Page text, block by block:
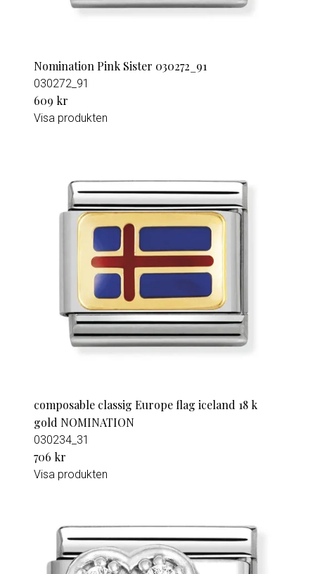
Nomination Pink Sister 030272_91
030272_91
609 kr
Visa produkten
composable classig Europe flag iceland 18 k
gold NOMINATION
030234_31
706 kr
Visa produkten